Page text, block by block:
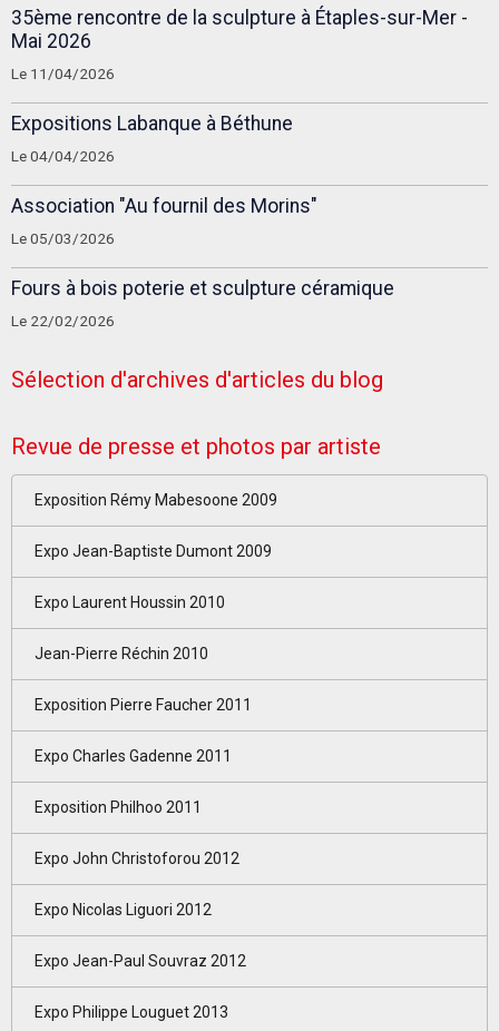
35ème rencontre de la sculpture à Étaples-sur-Mer -
Mai 2026
Le 11/04/2026
Expositions Labanque à Béthune
Le 04/04/2026
Association "Au fournil des Morins"
Le 05/03/2026
Fours à bois poterie et sculpture céramique
Le 22/02/2026
Sélection d'archives d'articles du blog
Revue de presse et photos par artiste
Exposition Rémy Mabesoone 2009
Expo Jean-Baptiste Dumont 2009
Expo Laurent Houssin 2010
Jean-Pierre Réchin 2010
Exposition Pierre Faucher 2011
Expo Charles Gadenne 2011
Exposition Philhoo 2011
Expo John Christoforou 2012
Expo Nicolas Liguori 2012
Expo Jean-Paul Souvraz 2012
Expo Philippe Louguet 2013